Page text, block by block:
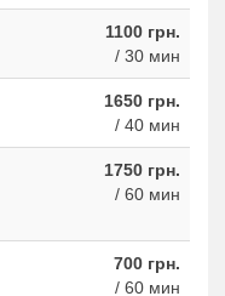
1100 грн.
/ 30 мин
1650 грн.
/ 40 мин
1750 грн.
/ 60 мин
700 грн.
/ 60 мин